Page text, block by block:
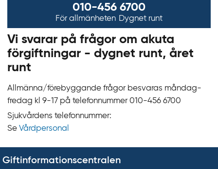
010-456 6700
För allmänheten Dygnet runt
Vi svarar på frågor om akuta
förgiftningar - dygnet runt, året
runt
Allmänna/förebyggande frågor besvaras måndag-
fredag kl 9‍‍-17 på telefonnummer 010‍-‍456 6700
Sjukvårdens telefonnummer:
Se Vårdpersonal
Giftinformationscentralen